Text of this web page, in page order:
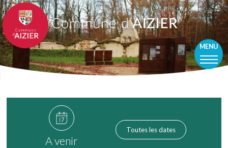
MENU
A venir
Toutes lesdates